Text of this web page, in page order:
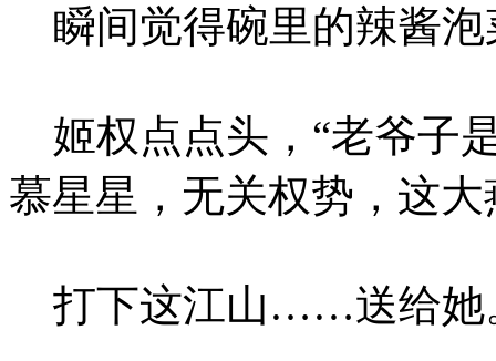
瞬间觉得碗里的辣酱泡
姬权点点头，“老爷子
慕星星，无关权势，这
打下这江山……送给她